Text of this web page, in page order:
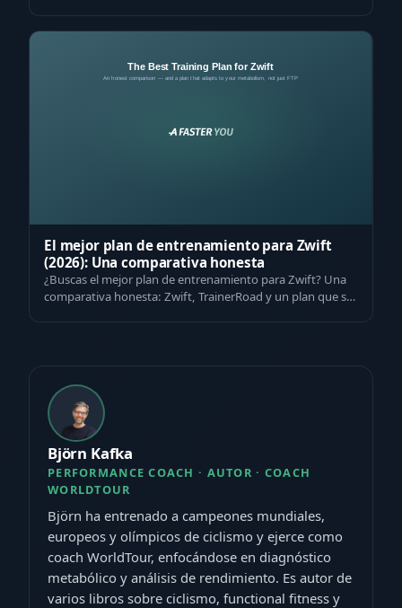
El mejor plan de entrenamiento para Zwift
(2026): Una comparativa honesta
¿Buscas el mejor plan de entrenamiento para Zwift? Una
comparativa honesta: Zwift, TrainerRoad y un plan que se
Björn Kafka
PERFORMANCE COACH · AUTOR · COACH
WORLDTOUR
Björn ha entrenado a campeones mundiales,
europeos y olímpicos de ciclismo y ejerce como
coach WorldTour, enfocándose en diagnóstico
metabólico y análisis de rendimiento. Es autor de
varios libros sobre ciclismo, functional fitness y